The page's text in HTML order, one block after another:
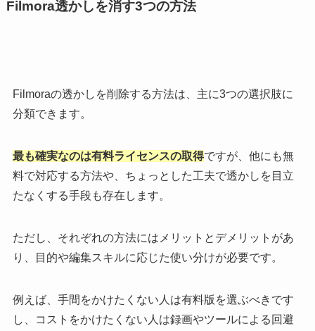
Filmora透かしを消す3つの方法
Filmoraの透かしを削除する方法は、主に3つの選択肢に
分類できます。
最も確実なのは有料ライセンスの取得ですが、他にも無
料で対応する方法や、ちょっとした工夫で透かしを目立
たなくする手段も存在します。
ただし、それぞれの方法にはメリットとデメリットがあ
り、目的や編集スキルに応じた使い分けが必要です。
例えば、手間をかけたくない人は有料版を選ぶべきです
し、コストをかけたくない人は録画やツールによる回避